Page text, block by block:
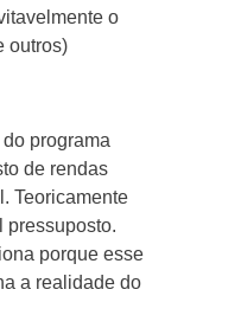
o
outros)
programa
de rendas
Teoricamente
pressuposto.
porque esse
a realidade do